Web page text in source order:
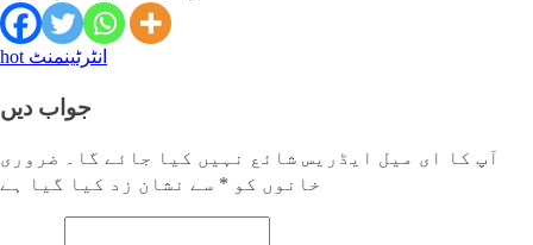
hot انٹرٹینمنٹ
جواب دیں
آپ کا ای میل ایڈریس شائع نہیں کیا جائے گا۔
ضروری
خانوں کو * سے نشان زد کیا گیا ہے